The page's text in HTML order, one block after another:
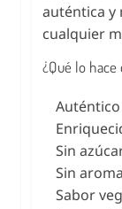
auténtica y
cualquier
¿Qué lo
Sin
Sin
Sabor